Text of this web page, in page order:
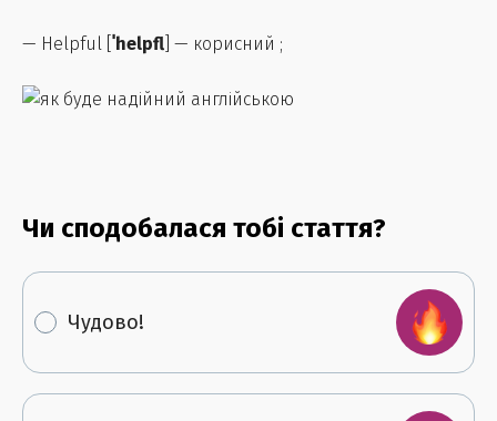
— Helpful [ ˈhelpfl ] — корисний ;
Чи сподобалася тобі стаття?
Чудово!